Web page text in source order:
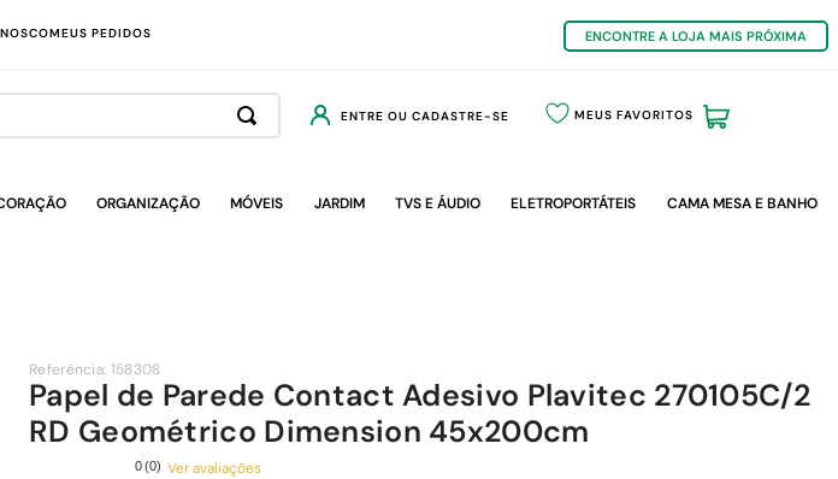
MEUS PEDIDOS ENCONTRE A LOJA MAIS PRÓXIMA
ENTRE OU CADASTRE-SE MEUS FAVORITOS
ORGANIZAÇÃO MÓVEIS JARDIM TVS E ÁUDIO ELETROPORTÁTEIS CAMA MESA E BANHO
Referência: 158308
Papel de Parede Contact Adesivo Plavitec 270105C/2
RD Geométrico Dimension 45x200cm
0(0) Ver avaliações